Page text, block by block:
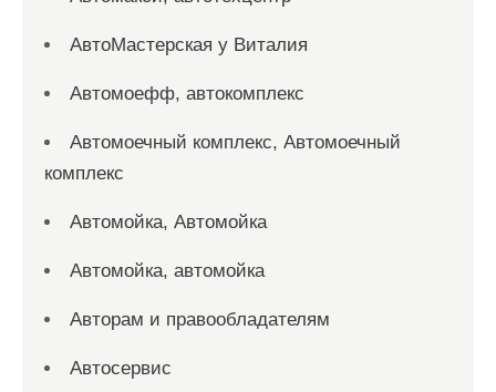
АвтоМастерская у Виталия
Автомоефф, автокомплекс
Автомоечный комплекс, Автомоечный
комплекс
Автомойка, Автомойка
Автомойка, автомойка
Авторам и правообладателям
Автосервис